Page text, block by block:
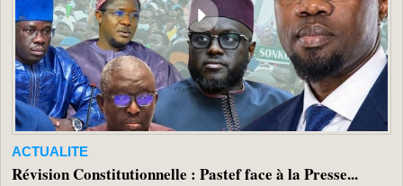
ACTUALITE
Révision Constitutionnelle : Pastef face à la Presse...